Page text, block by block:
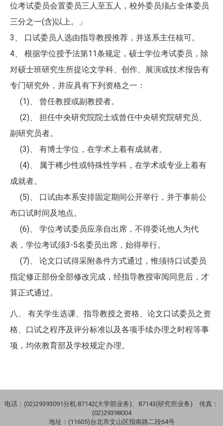
位考试委员会置委员三人至五人，校外委员须占全体委员
三分之一(含)以上。」
3、 口试委员人选由指导教授推荐，并送系主任核可。
4、 根据学位授予法第11条规定，硕士学位考试委员，除
对硕士班研究生所提论文学科、创作、展演或技术报告有
专门研究外，并应具有下列资格之一：
(1)、 曾任教授或副教授者。
(2)、 担任中央研究院院士或曾任中央研究院研究员、
副研究员者。
(3)、 有博士学位，在学术上着有成就者。
(4)、 属于稀少性或特殊性学科，在学术或专业上着有
成就者。
(5)、 口试由本系安排固定期间公开举行，并于事前公
布口试时间及地点。
(6)、 学位考试委员应亲自出席，不得委讬他人为代
表，学位考试须3-5名委员出席，始得举行。
(7)、 论文口试得采附条件方式通过，惟须待口试委员
指定修正部份全部修改完成，经指导教授审阅同意后，才
算正式通过。
八、 有关学生选课、指导教授之资格、论文口试委员之资
格、口试之程序及评分标准以及各项手续办理之时程等事
项，均依教育部及学校规定办理。
电话：(02)29393091分机:87142(大学部业务)、87143(研究所业务) 传真：
(02)29398004
地址：(11605)台北市文山区指南路二段64号